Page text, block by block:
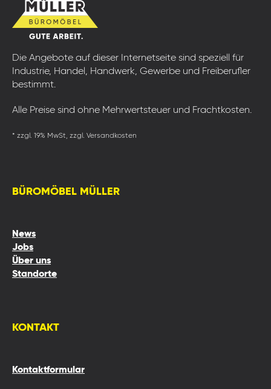
Die Angebote auf dieser Internetseite sind speziell für
Industrie, Handel, Handwerk, Gewerbe und Freiberufler
bestimmt.
Alle Preise sind ohne Mehrwertsteuer und Frachtkosten.
* zzgl. 19% MwSt, zzgl. Versandkosten
BÜROMÖBEL MÜLLER
News
Jobs
Über uns
Standorte
KONTAKT
Kontaktformular